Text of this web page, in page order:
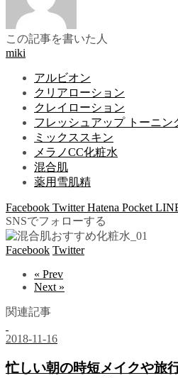
この記事を書いた人
miki
アルビオン
クリアローション
クレイローション
フレッシュアップ トーニン
ミックススキン
メラノCC化粧水
混合肌
薬用雪肌精
Facebook TwitterHatena Pocket
SNSでフォローする
Facebook Twitter
« Prev
Next »
関連記事
2018-11-16
忙しい朝の時短メイクや旅